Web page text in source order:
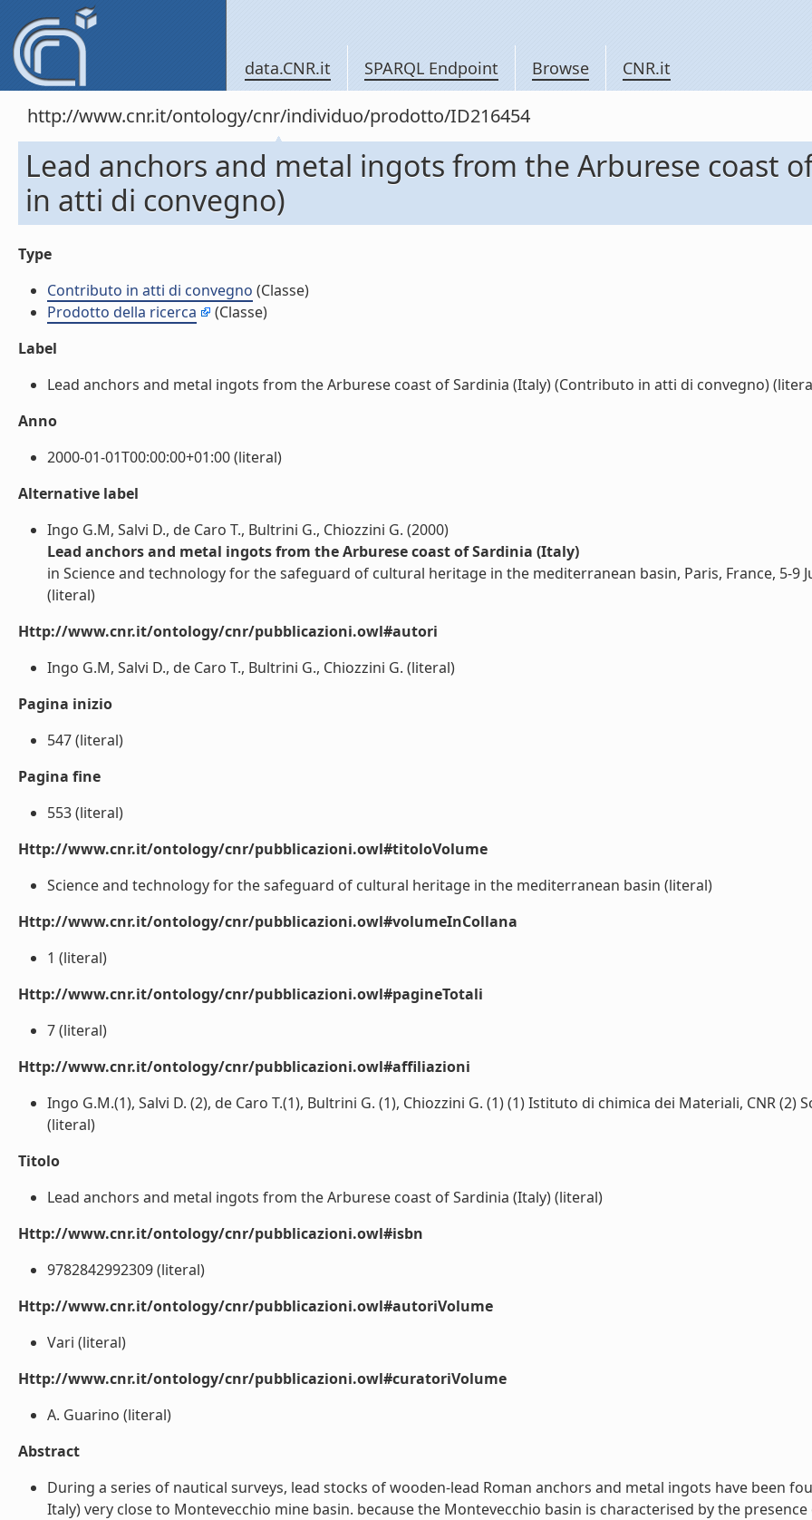
data.CNR.it SPARQL Endpoint Browse CNR.it
http://www.cnr.it/ontology/cnr/individuo/prodotto/ID216454
Lead anchors and metal ingots from the Arburese coast
in atti di convegno)
Type
Contributo in atti di convegno (Classe)
Prodotto della ricerca
(Classe)
Label
Lead anchors and metal ingots from the Arburese coast of Sardinia (Italy) (Contributo in atti di convegno)
Anno
2000-01-01T00:00:00+01:00 (literal)
Alternative label
Ingo G.M, Salvi D., de Caro T., Bultrini G., Chiozzini G. (2000)
Lead anchors and metal ingots from the Arburese coast of Sardinia (Italy)
in Science and technology for the safeguard of cultural heritage in the mediterranean basin, Paris, France, 5-9
(literal)
Http://www.cnr.it/ontology/cnr/pubblicazioni.owl#autori
Ingo G.M, Salvi D., de Caro T., Bultrini G., Chiozzini G. (literal)
Pagina inizio
547 (literal)
Pagina fine
553 (literal)
Http://www.cnr.it/ontology/cnr/pubblicazioni.owl#titoloVolume
Science and technology for the safeguard of cultural heritage in the mediterranean basin (literal)
Http://www.cnr.it/ontology/cnr/pubblicazioni.owl#volumeInCollana
1 (literal)
Http://www.cnr.it/ontology/cnr/pubblicazioni.owl#pagineTotali
7 (literal)
Http://www.cnr.it/ontology/cnr/pubblicazioni.owl#affiliazioni
Ingo G.M.(1), Salvi D. (2), de Caro T.(1), Bultrini G. (1), Chiozzini G. (1) (1) Istituto di chimica dei Materiali, CNR
(literal)
Titolo
Lead anchors and metal ingots from the Arburese coast of Sardinia (Italy) (literal)
Http://www.cnr.it/ontology/cnr/pubblicazioni.owl#isbn
9782842992309 (literal)
Http://www.cnr.it/ontology/cnr/pubblicazioni.owl#autoriVolume
Vari (literal)
Http://www.cnr.it/ontology/cnr/pubblicazioni.owl#curatoriVolume
A. Guarino (literal)
Abstract
During a series of nautical surveys, lead stocks of wooden-lead Roman anchors and metal ingots have been
Italy) very close to Montevecchio mine basin. because the Montevecchio basin is characterised by the